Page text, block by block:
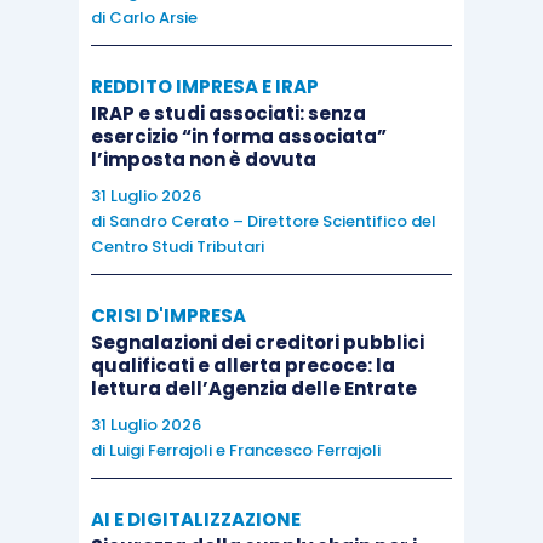
del 1972, articolo 52, comma 3, possa essere
superatadal consenso prestatodal titolare del
diritto; se, nel caso in cui si dia risposta positiva alla
prima questione, il
informatoanche qualora l’amministrazione
finanziaria non abbia informato il titolare del diritto
della facoltà, di cui alla L. 212 del 2000, articolo 12,
comma 2, di farsi assistere da un professionista
abilitato alla difesa dinanzi agli organi della
giustizia tributaria; se, infine, l’eventuale
inosservanzadel suddetto obbligo di informazione
diritto comporti l’inutilizzabilità
di Carlo Arsie
REDDITO IMPRESA E IRAP
IRAP e studi associati: senza
esercizio “in forma associata”
l’imposta non è dovuta
31 Luglio 2026
di Sandro Cerato – Direttore Scientifico del
Centro Studi Tributari
CRISI D'IMPRESA
Segnalazioni dei creditori pubblici
qualificati e allerta precoce: la
lettura dell’Agenzia delle Entrate
31 Luglio 2026
di Luigi Ferrajolie Francesco Ferrajoli
AI E DIGITALIZZAZIONE